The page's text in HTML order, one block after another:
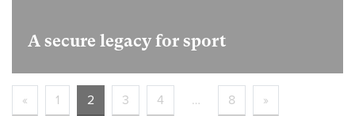
A secure legacy for sport
« 1 2 3 4 … 8 »